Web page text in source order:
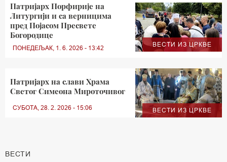
ВЕСТИ ИЗ ЦРКВЕ
Патријарх Порфирије на
Литургији и са верницима
пред Појасом Пресвете
Богородице
ПОНЕДЕЉАК, 1. 6. 2026 - 13:42
ВЕСТИ ИЗ ЦРКВЕ
Патријарх на слави Храма
Светог Симеона Мироточивог
СУБОТА, 28. 2. 2026 - 15:06
ВЕСТИ